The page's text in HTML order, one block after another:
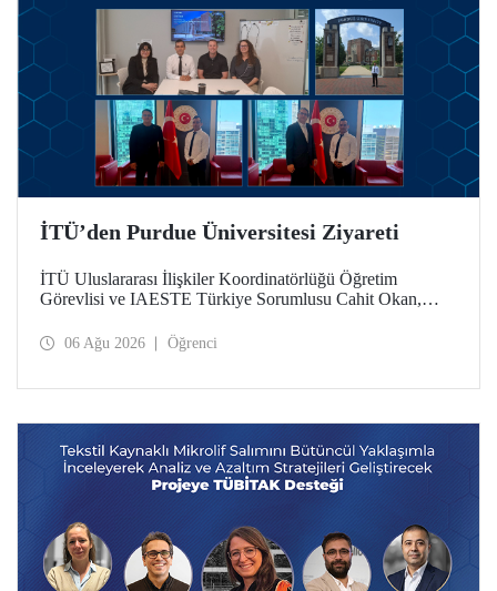
İTÜ’den Purdue Üniversitesi Ziyareti
İTÜ Uluslararası İlişkiler Koordinatörlüğü Öğretim
Görevlisi ve IAESTE Türkiye Sorumlusu Cahit Okan,
Temmuz tarihlerinde ABD’de dünyanın önde gelen
06 Ağu 2026 Öğrenci